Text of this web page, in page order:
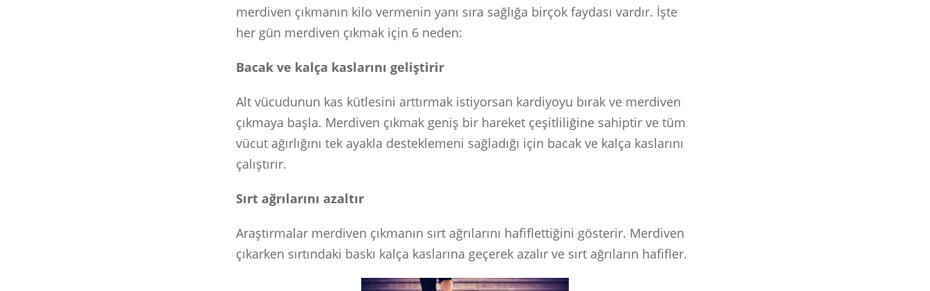
merdiven çıkmanın kilo vermenin yanı sıra sağlığa birçok faydası vardır. İşte
her gün merdiven çıkmak için 6 neden:
Bacak ve kalça kaslarını geliştirir
Alt vücudunun kas kütlesini arttırmak istiyorsan kardiyoyu bırak ve merdiven
çıkmaya başla. Merdiven çıkmak geniş bir hareket çeşitliliğine sahiptir ve tüm
vücut ağırlığını tek ayakla desteklemeni sağladığı için bacak ve kalça kaslarını
çalıştırır.
Sırt ağrılarını azaltır
Araştırmalar merdiven çıkmanın sırt ağrılarını hafiflettiğini gösterir. Merdiven
çıkarken sırtındaki baskı kalça kaslarına geçerek azalır ve sırt ağrıların hafifler.